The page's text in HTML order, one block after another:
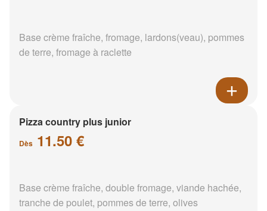
Base crème fraîche, fromage, lardons(veau), pommes
de terre, fromage à raclette
Pizza country plus junior
Dès 11.50 €
Base crème fraîche, double fromage, viande hachée,
tranche de poulet, pommes de terre, olives